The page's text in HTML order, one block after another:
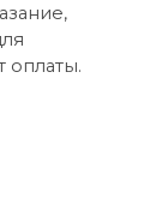
оплаты.